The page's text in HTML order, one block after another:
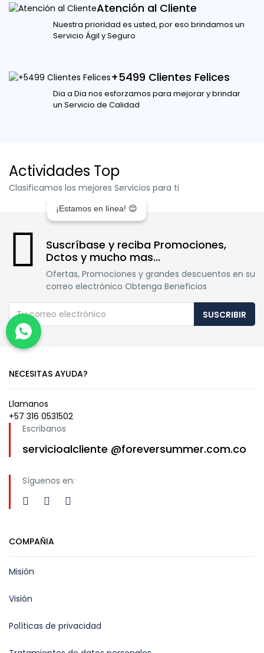
Atención al Cliente
Nuestra prioridad es usted, por eso brindamos un
Servicio Ágil y Seguro
+5499 Clientes Felices
Dia a Dia nos esforzamos para mejorar y brindar
un Servicio de Calidad
Actividades Top
Clasificamos los mejores Servicios para ti
Suscríbase y reciba Promociones,
Dctos y mucho mas...
Ofertas, Promociones y grandes descuentos en su
correo electrónico Obtenga Beneficios
SUSCRIBIR
NECESITAS AYUDA?
Llamanos
+57 316 0531502
Escribanos
servicioalcliente @foreversummer.com.co
Síguenos en:
COMPAÑIA
Misión
Visión
Políticas de privacidad
¡Estamos en línea! 😊